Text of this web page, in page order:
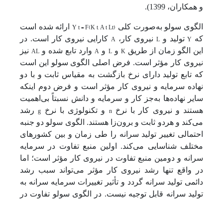
و همکاران، 1399).
الگوی سولو به‌صورت کلی Y t = F(K t, A t Lt)ارائه شده است
که Yتولید و L نیروی کار،A کارایی نیروی کار است. در
این الگو زمان از طریقK وL و Aوارد تابع شده و ALنیز
نیروی کار مؤثر است. فرض اصلی الگوی سولو این است
که تابع تولید دارای نرخ بازگشت به مقیاس ثابت و با دو
نهاده سرمایه و نیروی کار مؤثر است و فرض دوم اینکه
سایر نهاده‌ها به‌جز کار و سرمایه و دانش نسبتاً بی‌اهمیت
هستند و نیروی کار با نرخn و تکنولوژی با نرخ gرشد
می‌کند و هردو ثابت و برون‌زا هستند. الگوی سولو دو جنبه
احتمالی تغییر تولید سرانه را طی زمان و بین کشورهای
مختلف شناسایی می‌کند. اولین منبع تفاوت در سرمایه
سرانه و دومین منبع تفاوت در نیروی کار مؤثر است؛ اما
در واقع تنها رشد نیروی کار مؤثر می‌تواند سبب رشد
دائمی تولید سرانه گردد و تأثیر تغییرات سرمایه سرانه به
تولید سرانه قابل توجیه نیست. در الگوی سولو تفاوت در